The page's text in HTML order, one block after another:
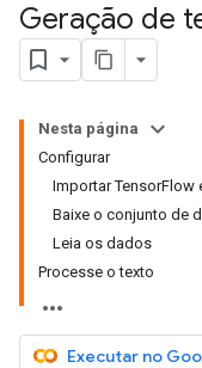
Geração de
Nesta página
Configurar
Importar
Baixe o conjunto de
Leia os dados
Processe o texto
Executar no